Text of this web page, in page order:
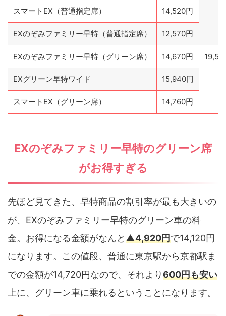
スマートEX（普通指定席） 14,520円
EXのぞみファミリー早特（普通指定席） 12,570円
EXのぞみファミリー早特（グリーン席） 14,670円
EXグリーン早特ワイド 15,940円
スマートEX（グリーン席） 14,760円
EXのぞみファミリー早特のグリーン席
がお得すぎる
先ほど見てきた、早特商品の割引率が最も大きいの
が、EXのぞみファミリー早特のグリーン車の料
金。お得になる金額がなんと▲4,920円で14,120円
になります。この値段、普通に東京駅から京都駅ま
での金額が14,720円なので、それより600円も安い
上に、グリーン車に乗れるということになります。